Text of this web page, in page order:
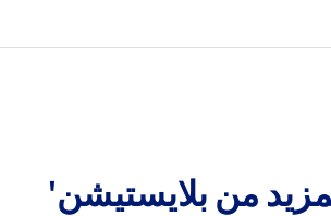
من بلايستيشن'